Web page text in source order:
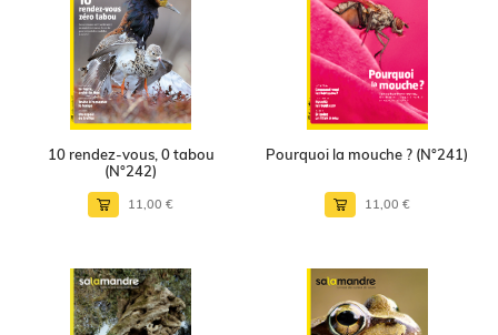
10 rendez-vous, 0 tabou
(N°242)
11,00 €
Pourquoi la mouche ? (N°241)
11,00 €